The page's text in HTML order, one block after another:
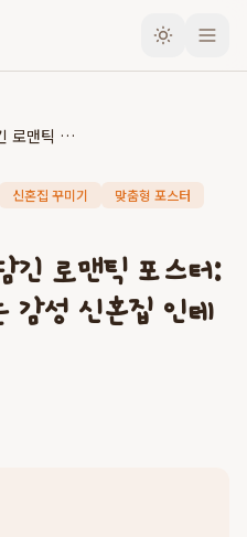
우리만의 이야기가 담긴 로맨틱 포스터: 아트라미와 함께하는 감성 신혼집 인테리어 가이드
신혼집 꾸미기
맞춤형 포스터
긴 로맨틱 포스터:
감성 신혼집 인테